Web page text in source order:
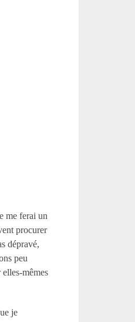
me ferai un
procurer
dépravé,
peu
mêmes
je